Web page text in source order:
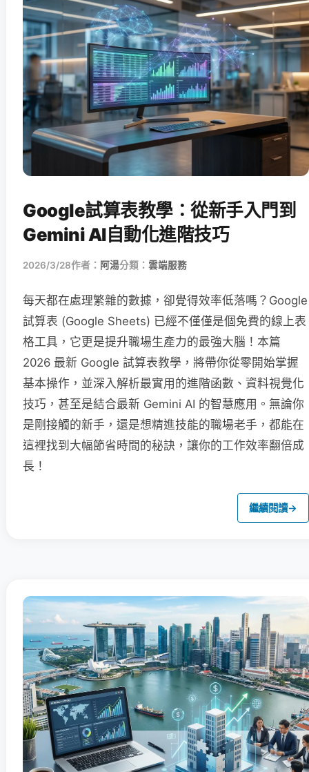
Google試算表教學：從新手入門到
Gemini AI自動化進階技巧
2026/3/28作者： 阿湯分類： 雲端服務
每天都在處理繁雜的數據，卻覺得效率低落嗎？Google
試算表 (Google Sheets) 已經不僅僅是個免費的線上表
格工具，它更是提升職場生產力的最強大腦！本篇
2026 最新 Google 試算表教學，將帶你從零開始掌握
基本操作，並深入解析最實用的進階函數、資料視覺化
技巧，甚至是結合最新 Gemini AI 的智慧應用。無論你
是剛接觸的新手，還是想精進技能的職場老手，都能在
這裡找到大幅節省時間的秘訣，讓你的工作效率翻倍成
長！
繼續閱讀→